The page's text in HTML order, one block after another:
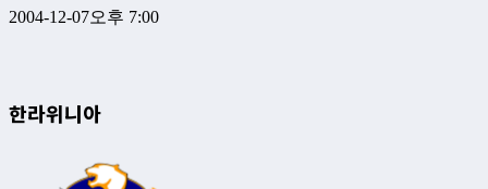
2004-12-07오후 7:00
한라위니아